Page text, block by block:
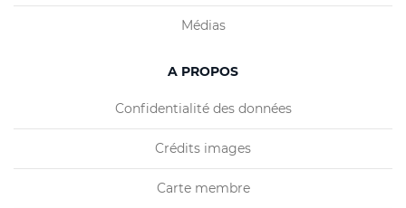
Médias
A PROPOS
Confidentialité des données
Crédits images
Carte membre